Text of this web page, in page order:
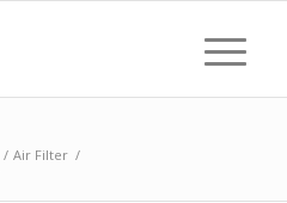
/ Air Filter /